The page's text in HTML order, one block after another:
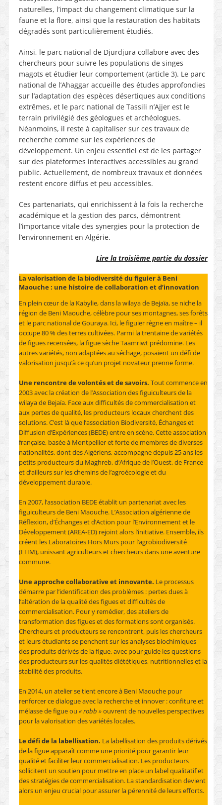
naturelles, l’impact du changement climatique sur la
faune et la flore, ainsi que la restauration des habitats
dégradés sont particulièrement étudiés.
Ainsi, le parc national de Djurdjura collabore avec des
chercheurs pour suivre les populations de singes
magots et étudier leur comportement (article 3). Le parc
national de l’Ahaggar accueille des études approfondies
sur l’adaptation des espèces désertiques aux conditions
extrêmes, et le parc national de Tassili n’Ajjer est le
terrain privilégié des géologues et archéologues.
Néanmoins, il reste à capitaliser sur ces travaux de
recherche comme sur les expériences de
développement. Un enjeu essentiel est de les partager
sur des plateformes interactives accessibles au grand
public. Actuellement, de nombreux travaux et données
restent encore diffus et peu accessibles.
Ces partenariats, qui enrichissent à la fois la recherche
académique et la gestion des parcs, démontrent
l’importance vitale des synergies pour la protection de
l’environnement en Algérie.
Lire la troisième partie du dossier
La valorisation de la biodiversité du figuier à Beni
Maouche : une histoire de collaboration et d’innovation
En plein cœur de la Kabylie, dans la wilaya de Bejaïa, se niche la
région de Beni Maouche, célèbre pour ses montagnes, ses forêts
et le parc national de Gouraya. Ici, le figuier règne en maître – il
occupe 80 % des terres cultivées. Parmi la trentaine de variétés
de figues recensées, la figue sèche Taamriwt prédomine. Les
autres variétés, non adaptées au séchage, posaient un défi de
valorisation jusqu’à ce qu’un projet novateur prenne forme.
Une rencontre de volontés et de savoirs. Tout commence en
2003 avec la création de l’Association des figuiculteurs de la
wilaya de Bejaïa. Face aux difficultés de commercialisation et
aux pertes de qualité, les producteurs locaux cherchent des
solutions. C’est là que l’association Biodiversité, Échanges et
Diffusion d’Expériences (BEDE) entre en scène. Cette association
française, basée à Montpellier et forte de membres de diverses
nationalités, dont des Algériens, accompagne depuis 25 ans les
petits producteurs du Maghreb, d’Afrique de l’Ouest, de France
et d’ailleurs sur les chemins de l’agroécologie et du
développement durable.
En 2007, l’association BEDE établit un partenariat avec les
figuiculteurs de Beni Maouche. L’Association algérienne de
Réflexion, d’Échanges et d’Action pour l’Environnement et le
Développement (AREA-ED) rejoint alors l’initiative. Ensemble, ils
créent les Laboratoires Hors Murs pour l’agrobiodiversité
(LHM), unissant agriculteurs et chercheurs dans une aventure
commune.
Une approche collaborative et innovante. Le processus
démarre par l’identification des problèmes : pertes dues à
l’altération de la qualité des figues et difficultés de
commercialisation. Pour y remédier, des ateliers de
transformation des figues et des formations sont organisés.
Chercheurs et producteurs se rencontrent, puis les chercheurs
et leurs étudiants se penchent sur les analyses biochimiques
des produits dérivés de la figue, avec pour guide les questions
des producteurs sur les qualités diététiques, nutritionnelles et la
stabilité des produits.
En 2014, un atelier se tient encore à Beni Maouche pour
renforcer ce dialogue avec la recherche et innover : confiture et
mélasse de figue ou « robb »ouvrent de nouvelles perspectives
pour la valorisation des variétés locales.
Le défi de la labellisation. La labellisation des produits dérivés
de la figue apparaît comme une priorité pour garantir leur
qualité et faciliter leur commercialisation. Les producteurs
sollicitent un soutien pour mettre en place un label qualitatif et
des stratégies de commercialisation. La standardisation devient
alors un enjeu crucial pour assurer la pérennité de leurs efforts.